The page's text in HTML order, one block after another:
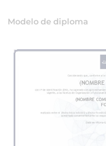
Modelo de diploma